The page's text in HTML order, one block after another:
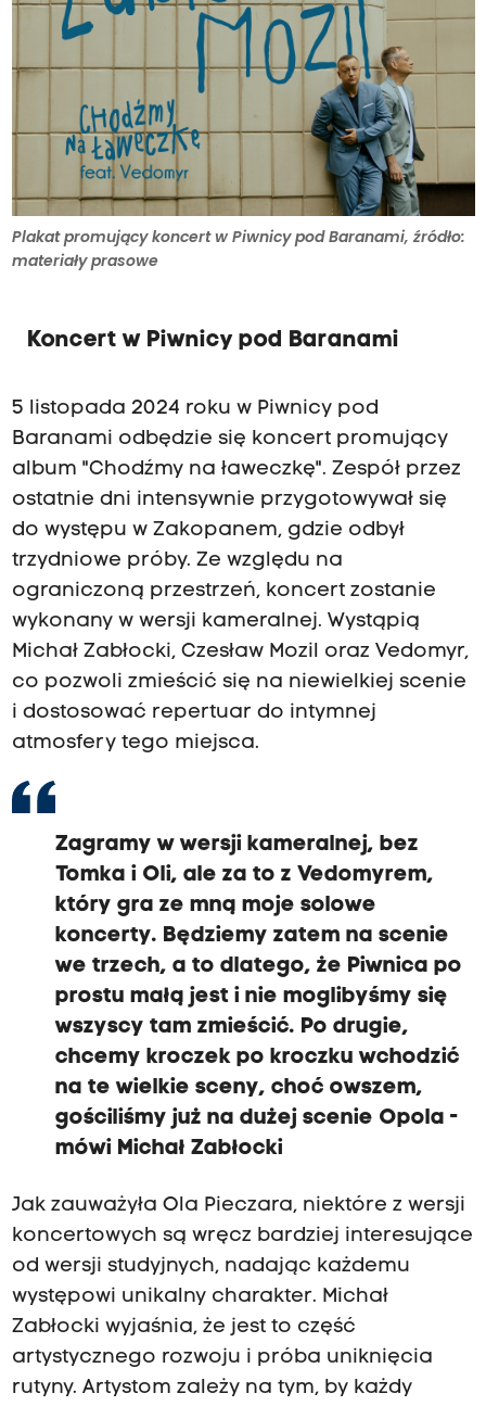
Plakat promujący koncert w Piwnicy pod Baranami, źródło:
materiały prasowe
Koncert w Piwnicy pod Baranami
5 listopada 2024 roku w Piwnicy pod
Baranami odbędzie się koncert promujący
album "Chodźmy na ławeczkę". Zespół przez
ostatnie dni intensywnie przygotowywał się
do występu w Zakopanem, gdzie odbył
trzydniowe próby. Ze względu na
ograniczoną przestrzeń, koncert zostanie
wykonany w wersji kameralnej. Wystąpią
Michał Zabłocki, Czesław Mozil oraz Vedomyr,
co pozwoli zmieścić się na niewielkiej scenie
i dostosować repertuar do intymnej
atmosfery tego miejsca.
Zagramy w wersji kameralnej, bez
Tomka i Oli, ale za to z Vedomyrem,
który gra ze mną moje solowe
koncerty. Będziemy zatem na scenie
we trzech, a to dlatego, że Piwnica po
prostu małą jest i nie moglibyśmy się
wszyscy tam zmieścić. Po drugie,
chcemy kroczek po kroczku wchodzić
na te wielkie sceny, choć owszem,
gościliśmy już na dużej scenie Opola -
mówi Michał Zabłocki
Jak zauważyła Ola Pieczara, niektóre z wersji
koncertowych są wręcz bardziej interesujące
od wersji studyjnych, nadając każdemu
występowi unikalny charakter. Michał
Zabłocki wyjaśnia, że jest to część
artystycznego rozwoju i próba uniknięcia
rutyny. Artystom zależy na tym, by każdy